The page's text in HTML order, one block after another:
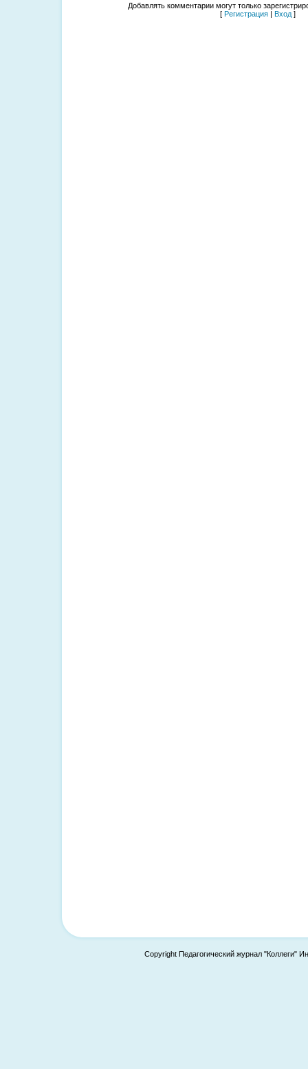
Добавлять комментарии могут только
[ Регистрация | Вход ]
Copyright Педагогический журнал "Коллеги"